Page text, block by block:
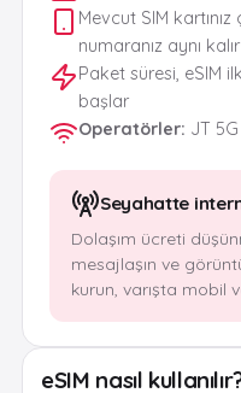
Mevcut SIM
numaranız aynı kalır
Paket süresi, eSIM
başlar
Operatörler: JT 5G
Seyahatte
Dolaşım ücreti
mesajlaşın ve
kurun, varışta mobil
eSIM nasıl